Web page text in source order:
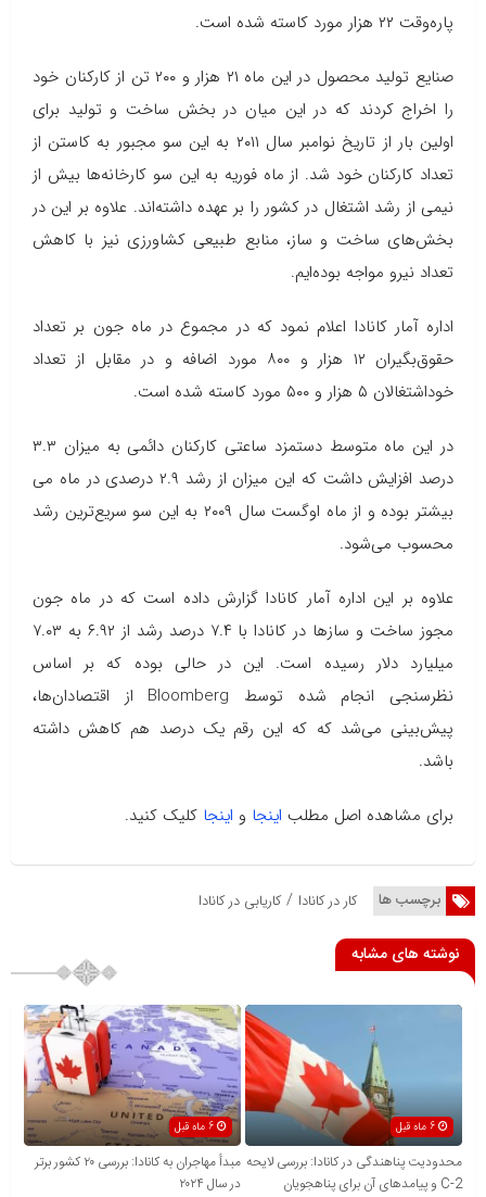
پاره‌وقت ۲۲ هزار مورد کاسته شده است.
صنایع تولید محصول در این ماه ۲۱ هزار و ۲۰۰ تن از کارکنان خود
را اخراج کردند که در این میان در بخش ساخت و تولید برای
اولین بار از تاریخ نوامبر سال ۲۰۱۱ به این سو مجبور به کاستن از
تعداد کارکنان خود شد. از ماه فوریه به این سو کارخانه‌ها بیش از
نیمی از رشد اشتغال در کشور را بر عهده داشته‌اند. علاوه بر این در
بخش‌های ساخت و ساز، منابع طبیعی کشاورزی نیز با کاهش
تعداد نیرو مواجه بوده‌ایم.
اداره آمار کانادا اعلام نمود که در مجموع در ماه جون بر تعداد
حقوق‌بگیران ۱۲ هزار و ۸۰۰ مورد اضافه و در مقابل از تعداد
خوداشتغالان ۵ هزار و ۵۰۰ مورد کاسته شده است.
در این ماه متوسط دستمزد ساعتی کارکنان دائمی به میزان ۳.۳
درصد افزایش داشت که این میزان از رشد ۲.۹ درصدی در ماه می
بیشتر بوده و از ماه اوگست سال ۲۰۰۹ به این سو سریع‌ترین رشد
محسوب می‌شود.
علاوه بر این اداره آمار کانادا گزارش داده است که در ماه جون
مجوز ساخت و سازها در کانادا با ۷.۴ درصد رشد از ۶.۹۲ به ۷.۰۳
میلیارد دلار رسیده است. این در حالی بوده که بر اساس
نظرسنجی انجام شده توسط Bloomberg از اقتصادان‌ها،
پیش‌بینی می‌شد که که این رقم یک درصد هم کاهش داشته
باشد.
برای مشاهده اصل مطلب اینجا و اینجا کلیک کنید.
برچسب ها کار در کانادا /کاریابی در کانادا
نوشته های مشابه
6 ماه قبل
محدودیت پناهندگی در کانادا: بررسی لایحه
C-2 و پیامدهای آن برای پناهجویان
مبدأ مهاجران به کانادا: بررسی ۲۰ کشور برتر
در سال ۲۰۲۴